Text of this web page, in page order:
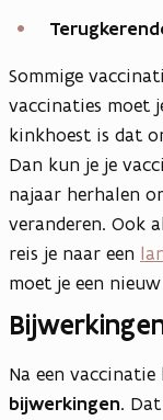
Sommige
vaccinaties moet
kinkhoest is dat
Dan kun je je
najaar herhalen
veranderen. Ook
reis je naar een
moet je een
Na een
bijwerkingen.